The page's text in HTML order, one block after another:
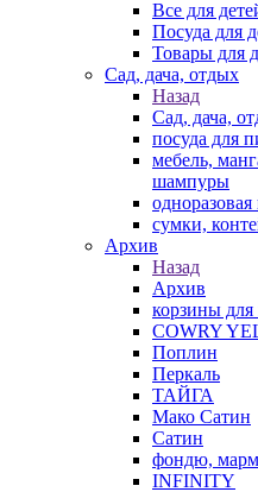
Все для
Посуда для
Товары для
Сад, дача, отдых
Назад
Сад, дача,
посуда для
мебель,
шампуры
одноразовая
сумки,
Архив
Назад
Архив
корзины
COWRY
Поплин
Перкаль
ТАЙГА
Мако Сатин
Сатин
фондю,
INFINITY